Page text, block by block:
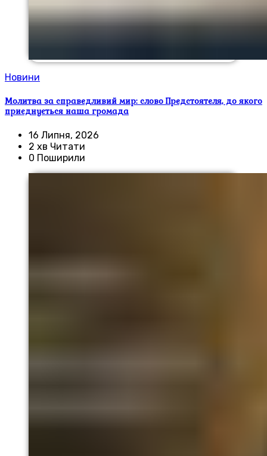
Новини
Молитва за справедливий мир: слово Предстоятеля, до якого
приєднується наша громада
16 Липня, 2026
2 хв Читати
0 Поширили